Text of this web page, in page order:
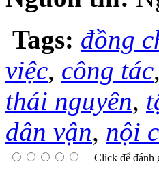
Tags: đồng
việc, công tác,
thái nguyên,
dân vận, nội
Click để đánh